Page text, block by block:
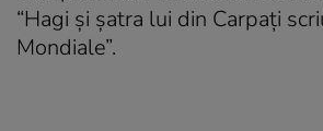
“Hagi şi şatra lui din Carpaţi
Mondiale”.